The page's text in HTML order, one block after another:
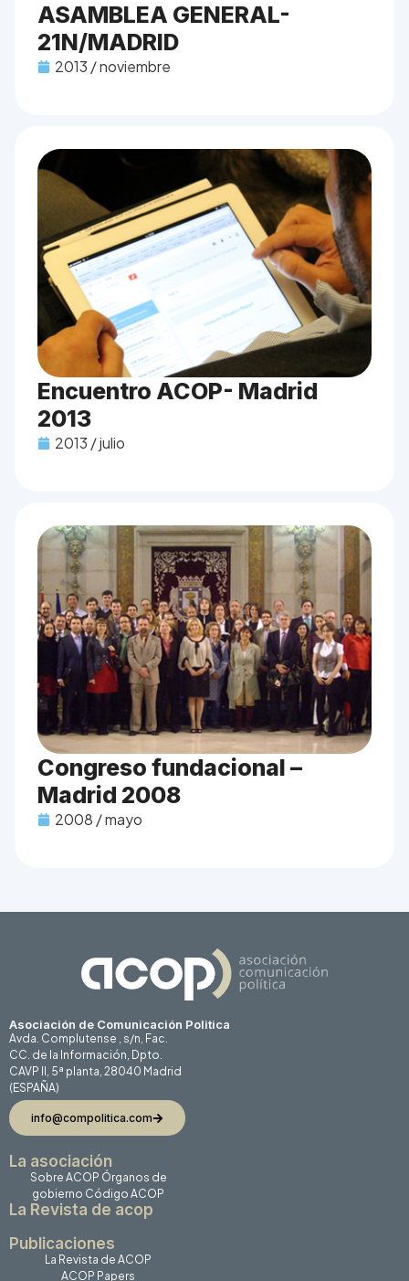
ASAMBLEA GENERAL-
21N/MADRID
2013 / noviembre
Encuentro ACOP- Madrid
2013
2013 / julio
Congreso fundacional –
Madrid 2008
2008 / mayo
Asociación de Comunicación Politica
Avda. Complutense , s/n, Fac.
CC. de la Información, Dpto.
CAVP II, 5ª planta, 28040 Madrid
(ESPAÑA)
info@compolitica.com
La asociación
Sobre ACOP Órganos de
gobierno Código ACOP
La Revista de acop
Publicaciones
La Revista de ACOP
ACOP Papers